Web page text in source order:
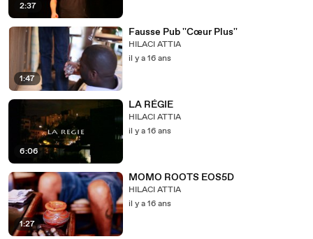
2:37
1:47
Fausse Pub ''Cœur Plus''
HILACI ATTIA
il y a 16 ans
6:06
LA RÉGIE
HILACI ATTIA
il y a 16 ans
1:27
MOMO ROOTS EOS5D
HILACI ATTIA
il y a 16 ans